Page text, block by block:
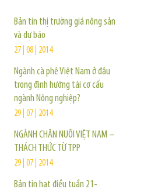
Bản tin thị trường giá nông sản
và dự báo
27 | 08 | 2014
Ngành cà phê Việt Nam ở đâu
trong định hướng tái cơ cấu
ngành Nông nghiệp?
29 | 07 | 2014
NGÀNH CHĂN NUÔI VIỆT NAM –
THÁCH THỨC TỪ TPP
29 | 07 | 2014
Bản tin hạt điều tuần 21-